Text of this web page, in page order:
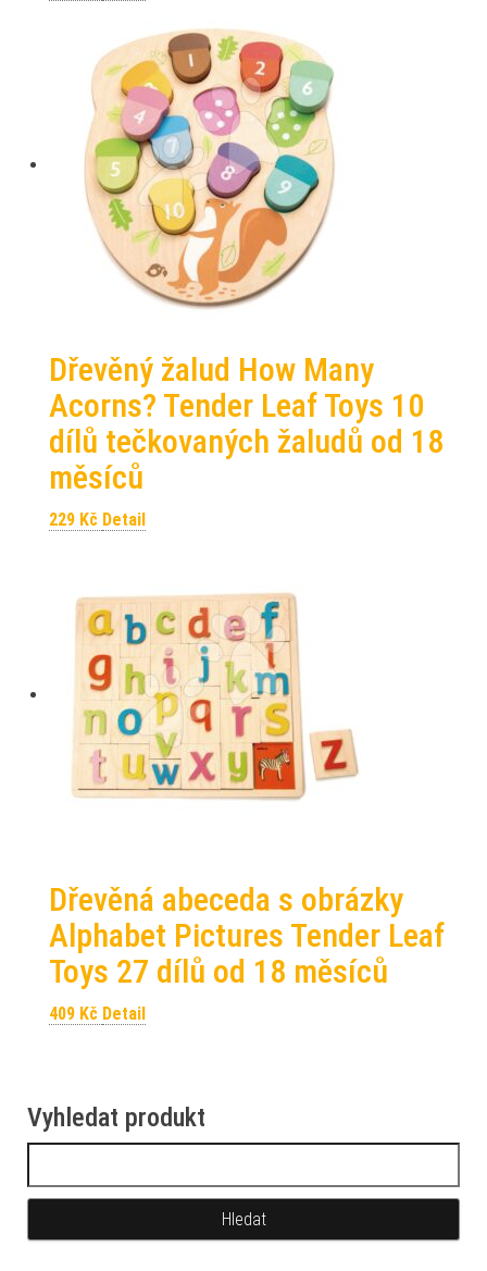
Dřevěný žalud How Many
Acorns? Tender Leaf Toys 10
dílů tečkovaných žaludů od 18
měsíců
229 Kč Detail
Dřevěná abeceda s obrázky
Alphabet Pictures Tender Leaf
Toys 27 dílů od 18 měsíců
409 Kč Detail
Vyhledat produkt